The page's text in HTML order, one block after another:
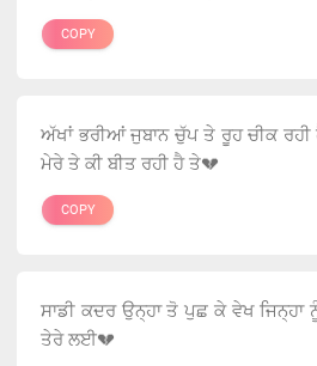
COPY
ਅੱਖਾਂ ਭਰੀਆਂ ਜੁਬਾਨ ਚੁੱਪ ਤੇ ਰੂਹ ਚੀਕ ਰਹੀ
ਮੇਰੇ ਤੇ ਕੀ ਬੀਤ ਰਹੀ ਹੈ ਤੇ💔
COPY
ਸਾਡੀ ਕਦਰ ਉਨ੍ਹਾ ਤੋ ਪੁਛ ਕੇ ਵੇਖ
ਤੇਰੇ ਲਈ💔